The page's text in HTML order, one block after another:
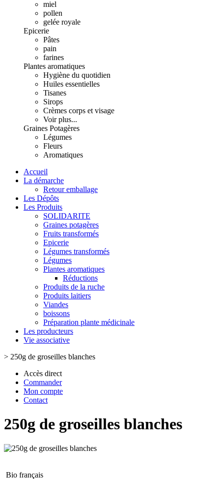
miel
pollen
gelée royale
Epicerie
Pâtes
pain
farines
Plantes aromatiques
Hygiène du quotidien
Huiles essentielles
Tisanes
Sirops
Crèmes corps et visage
Voir plus...
Graines Potagères
Légumes
Fleurs
Aromatiques
Accueil
La démarche
Retour emballage
Les Dépôts
Les Produits
SOLIDARITE
Graines potagères
Fruits transformés
Epicerie
Légumes transformés
Légumes
Plantes aromatiques
Réductions
Produits de la ruche
Produits laitiers
Viandes
boissons
Préparation plante médicinale
Les producteurs
Vie associative
> 250g de groseilles blanches
Accès direct
Commander
Mon compte
Contact
250g de groseilles blanches
Bio français